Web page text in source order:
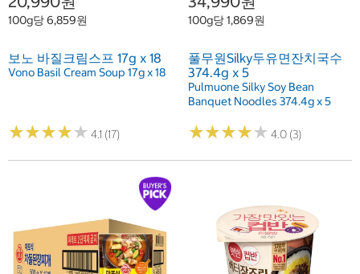
100g당 6,859원
보노 바질크림스프 17g x 18
Vono Basil Cream Soup 17g x 18
★★★★★
★★★★★ 4.1 (17)
100g당 1,869원
풀무원Silky두유면잔치국수
374.4g x 5
Pulmuone Silky Soy Bean
Banquet Noodles 374.4g x 5
★★★★★
★★★★★ 4.0 (3)